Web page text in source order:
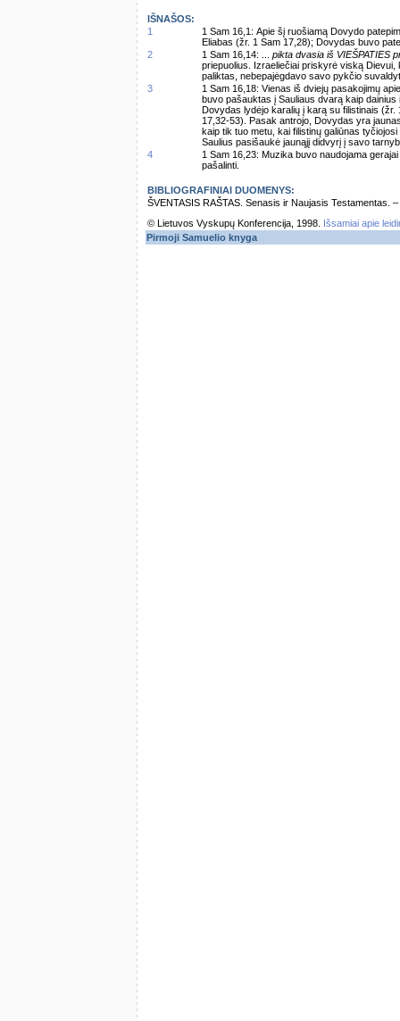
IŠNAŠOS:
1
1 Sam 16,1: Apie šį ruošiamą Dovydo
Eliabas (žr. 1 Sam 17,28); Dovydas buvo
2
1 Sam 16,14: ... pikta dvasia iš VIEŠPATIES
priepuolius. Izraeliečiai priskyrė viską
paliktas, nebepajėgdavo savo pykčio
3
1 Sam 16,18: Vienas iš dviejų pasakojimų
buvo pašauktas į Sauliaus dvarą kaip
Dovydas lydėjo karalių į karą su filistinais
17,32-53). Pasak antrojo, Dovydas yra
kaip tik tuo metu, kai filistinų galiūnas
Saulius pasišaukė jaunąjį didvyrį į savo
4
1 Sam 16,23: Muzika buvo naudojama
pašalinti.
BIBLIOGRAFINIAI DUOMENYS:
ŠVENTASIS RAŠTAS. Senasis ir Naujasis Testamentas.
© Lietuvos Vyskupų Konferencija, 1998.
Išsamiai apie
Pirmoji Samuelio knyga